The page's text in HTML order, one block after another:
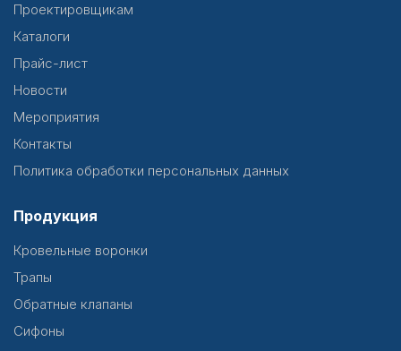
Проектировщикам
Каталоги
Прайс-лист
Новости
Мероприятия
Контакты
Политика обработки персональных данных
Продукция
Кровельные воронки
Трапы
Обратные клапаны
Сифоны